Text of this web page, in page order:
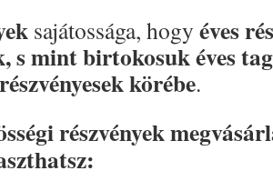
sajátossága, hogy éves
s mint birtokosuk éves
körébe.
részvények